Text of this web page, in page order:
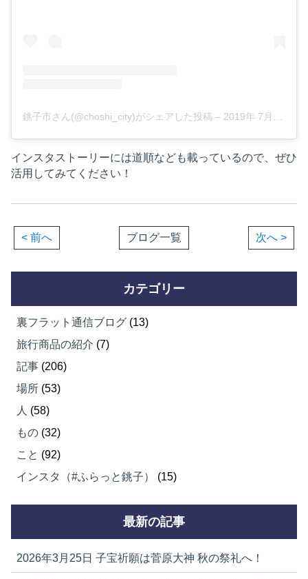
銚子市さん(@choshi_city)がシェアした投稿 – 2019年 7月月27日午前12時53分PDT
インスタストーリーには道順なども載っているので、ぜひ
活用してみてください！
< 前へ ブログ一覧 次へ >
カテゴリー
裏フラット通信ブログ (13)
旅行商品の紹介 (7)
記事 (206)
場所 (53)
人 (58)
もの (32)
こと (92)
インスタ（#ふらっと銚子）
(15)
最新の記事
2026年3月25日 子宝祈願は菅原大神 秋の祭礼へ！